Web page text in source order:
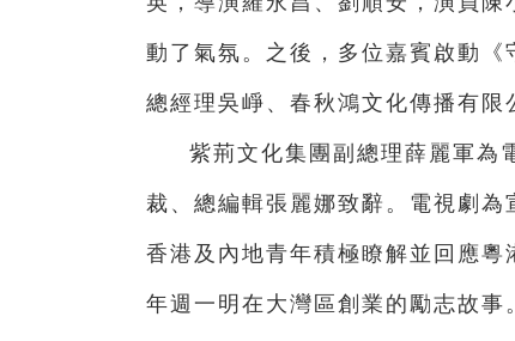
動了氣氛。之後，多位嘉賓啟動
總經理吳崢、春秋鴻文化傳播有限
紫荊文化集團副總理薛麗軍為
裁、總編輯張麗娜致辭。電視劇為
香港及內地青年積極瞭解並回應
年週一明在大灣區創業的勵志故